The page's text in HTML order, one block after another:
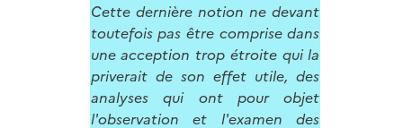
Cette dernière notion ne devant
toutefois pas être comprise dans
une acception trop étroite qui la
priverait de son effet utile, des
analyses qui ont pour objet
l'observation et l'examen des